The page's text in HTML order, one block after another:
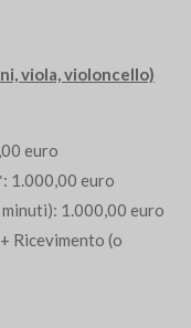
viola, violoncello)
euro
: 1.000,00 euro
): 1.000,00 euro
Ricevimento (o